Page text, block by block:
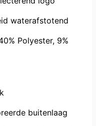
waterafstotend
Polyester, 9%
buitenlaag